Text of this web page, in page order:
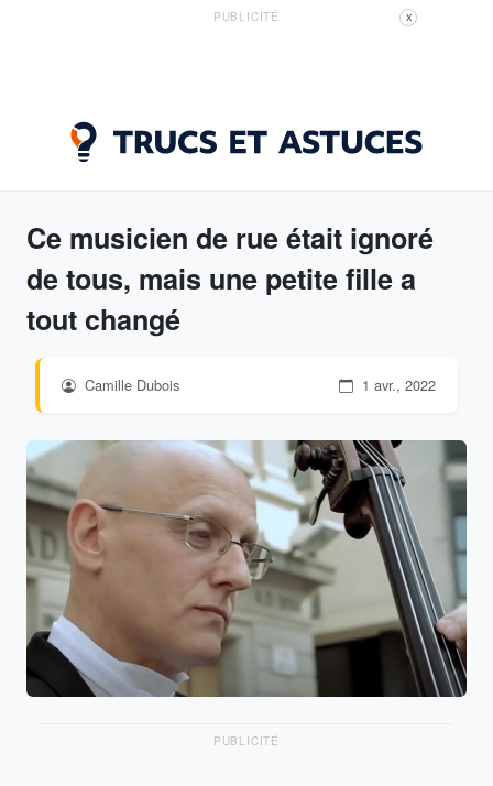
PUBLICITÉ X
Ce musicien de rue était ignoré
de tous, mais une petite fille a
tout changé
Camille Dubois 1 avr., 2022
PUBLICITÉ